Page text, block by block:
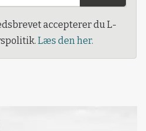
accepterer du L-
Læs den her.